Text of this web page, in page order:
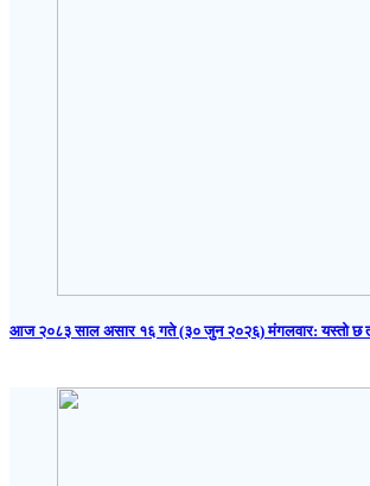
आज २०८३ साल असार १६ गते (३० जुन २०२६) मंगलवार: यस्तो छ